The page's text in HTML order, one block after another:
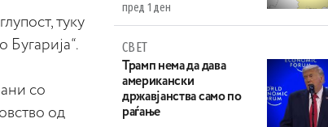
туку
Бугарија“.
со
од
пред 1 ден
СВЕТ
Трамп нема да дава
американски
државјанства само по
раѓање